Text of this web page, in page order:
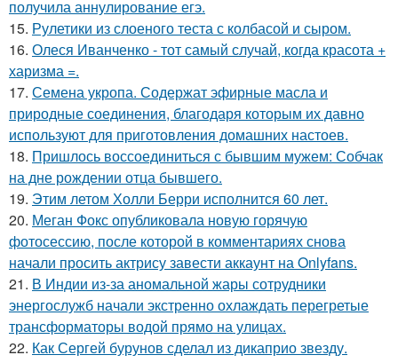
получила аннулирование егэ.
15. Рулетики из слоеного теста с колбасой и сыром.
16. Олеся Иванченко - тот самый случай, когда красота +
харизма =.
17. Семена укропа. Содержат эфирные масла и
природные соединения, благодаря которым их давно
используют для приготовления домашних настоев.
18. Пришлось воссоединиться с бывшим мужем: Собчак
на дне рождении отца бывшего.
19. Этим летом Холли Берри исполнится 60 лет.
20. Меган Фокс опубликовала новую горячую
фотосессию, после которой в комментариях снова
начали просить актрису завести аккаунт на Onlyfans.
21. В Индии из-за аномальной жары сотрудники
энергослужб начали экстренно охлаждать перегретые
трансформаторы водой прямо на улицах.
22. Как Сергей бурунов сделал из дикаприо звезду.